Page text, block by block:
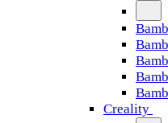
Creality